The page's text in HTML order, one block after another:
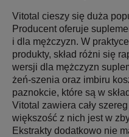
Vitotal cieszy się duża
Producent oferuje
i dla mężczyzn. W
produkty, skład różni się
wersji dla mężczyzn
żeń-szenia oraz imbiru
paznokcie, które są w
Vitotal zawiera cały
większość z nich jest w
Ekstrakty dodatkowo nie